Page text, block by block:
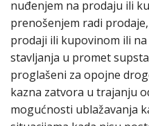
nuđenjem na prodaju ili
prenošenjem radi
prodaji ili kupovinom ili
stavljanja u promet
proglašeni za opojne
kazna zatvora u trajanju
mogućnosti ublažavanja